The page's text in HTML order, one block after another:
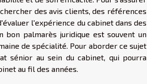
des avis clients, des références
l'expérience du cabinet dans des
bon palmarès juridique est souvent un
de spécialité. Pour aborder ce sujet
sénior au sein du cabinet, qui pourra
au fil des années.